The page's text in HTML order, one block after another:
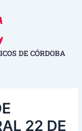
DE CÓRDOBA
22 DE